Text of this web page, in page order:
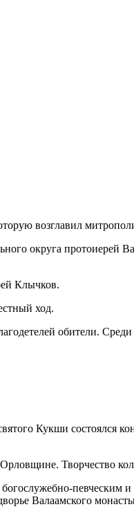
возглавил
округа протоиерей
Клычков.
ход.
обители.
Кукши состоялся
Творчество
Валаамского